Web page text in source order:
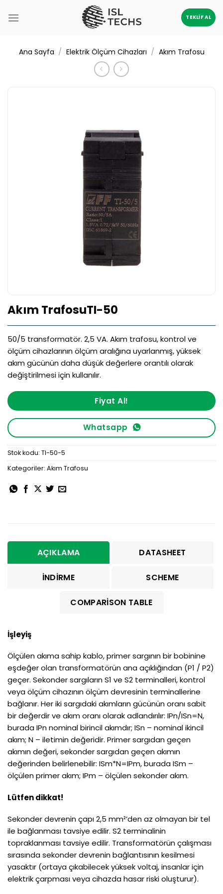
atla
TEKLIF AL
Ana Sayfa / Elektrik Ölçüm Cihazları / Akım Trafosu
Akım TrafosuTI-50
50/5 transformatör. 2,5 VA. Akım trafosu, kontrol ve
ölçüm cihazlarının ölçüm aralığına uyarlanmış, yüksek
akım gücünün daha düşük değerlere orantılı olarak
değiştirilmesi için kullanılır.
Fiyat Al!
Whatsapp
Stok kodu: TI-50-5
Kategoriler: Akım Trafosu
AÇIKLAMA DATASHEET
İNDIRME SCHEME
COMPARISON TABLE
İşleyiş
Ölçülen akıma sahip kablo, primer sargının bir bobinine
eşdeğer olan transformatörün ana açıklığından (P1 / P2)
geçer. Sekonder sargıların S1 ve S2 terminalleri, kontrol
veya ölçüm cihazının ölçüm devresinin terminallerine
bağlanır. Her iki sargıdaki akımların gücünün oranı sabit
bir değerdir ve akım oranı olarak adlandırılır: IPn/ISn=N,
burada IPn nominal birincil akımdır; ISn – nominal ikincil
akım; N – iletimin değeridir. Primer sargıdan geçen
akımın değeri, sekonder sargıdan geçen akımın
değerinden belirlenebilir: ISm*N=IPm, burada ISm –
ölçülen primer akım; IPm – ölçülen sekonder akım.
Lütfen dikkat!
Sekonder devrenin çapı 2,5 mm²’den az olmayan bir tel
ile bağlanması tavsiye edilir. S2 terminalinin
topraklanması tavsiye edilir. Transformatörün çalışması
sırasında sekonder devrenin bağlantısının kesilmesi
yasaktır (ortaya çıkabilecek yüksek voltaj, insanlar için
elektrik çarpması veya cihazda hasar riski oluşturur).